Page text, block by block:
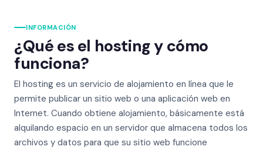
INFORMACIÓN
¿Qué es el hosting y cómo
funciona?
El hosting es un servicio de alojamiento en línea que le
permite publicar un sitio web o una aplicación web en
Internet. Cuando obtiene alojamiento, básicamente está
alquilando espacio en un servidor que almacena todos los
archivos y datos para que su sitio web funcione